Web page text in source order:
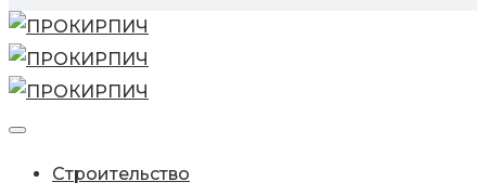
Строительство